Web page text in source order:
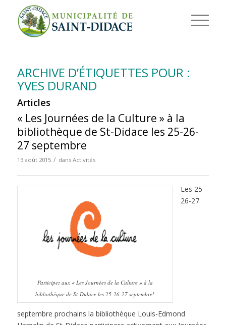
ARCHIVE D’ÉTIQUETTES POUR :
YVES DURAND
Articles
« Les Journées de la Culture » à la
bibliothèque de St-Didace les 25-26-
27 septembre
13 août 2015 / dans Activités
Participez aux « Les Journées de la Culture » à la
bibliothèque de St-Didace les 25-26-27 septembre!
Les 25-
26-27
septembre prochains la bibliothèque Louis-Edmond